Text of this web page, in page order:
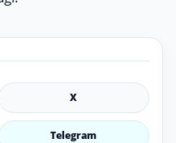
X
Telegram